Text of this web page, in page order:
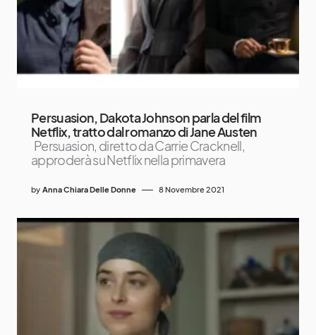
Persuasion, Dakota Johnson parla del film
Netflix, tratto dal romanzo di Jane Austen
Persuasion, diretto da Carrie Cracknell,
approderà su Netflix nella primavera
by Anna Chiara Delle Donne 8 Novembre 2021